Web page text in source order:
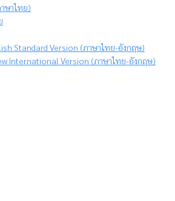
ษาไทย)
Standard Version (ภาษาไทย-อังกฤษ)
International Version (ภาษาไทย-อังกฤษ)